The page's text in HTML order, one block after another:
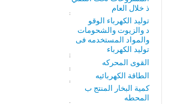
ذ خلال العام
توليد الكهرباء الوقو
د والزيوت والشحومات
والمواد المستخدمه فى
توليد الكهرباء
القوى المحركه
الطاقة الكهربائيه
كمية البخار المنتج ب
المحطه